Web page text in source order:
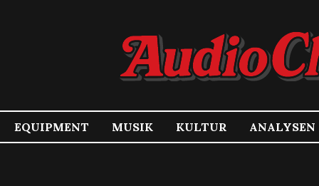
EQUIPMENT MUSIK KULTUR ANALYSEN